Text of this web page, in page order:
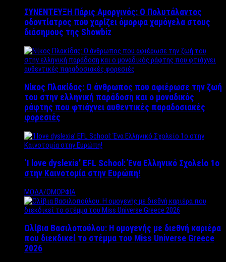
ΣΥΝΕΝΤΕΥΞΗ Πάρις Αμοργινός: O Πολυτάλαντος
οδοντίατρος που χαρίζει όμορφα χαμόγελα στους
διάσημους της Showbiz
Νίκος Πλακίδας: O άνθρωπος που αφιέρωσε την ζωή
του στην ελληνική παράδοση και ο μοναδικός
ράφτης που φτιάχνει αυθεντικές παραδοσιακές
φορεσιές
‘Ι love dyslexia’ EFL School: Ένα Ελληνικό Σχολείo 1ο
στην Καινοτομία στην Ευρώπη!
ΜΟΔΑ/ΟΜΟΡΦΙΑ
Ολίβια Βασιλοπούλου: Η ομογενής με διεθνή καριέρα
που διεκδικεί το στέμμα του Miss Universe Greece
2026